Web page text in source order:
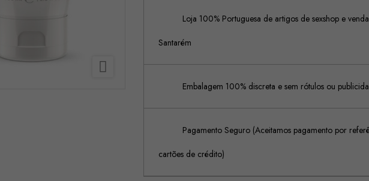

Loja 100% Portuguesa de artigos de sexshop e
Santarém
Embalagem 100% discreta e sem rótulos ou
Pagamento Seguro (Aceitamos pagamento por
cartões de crédito)